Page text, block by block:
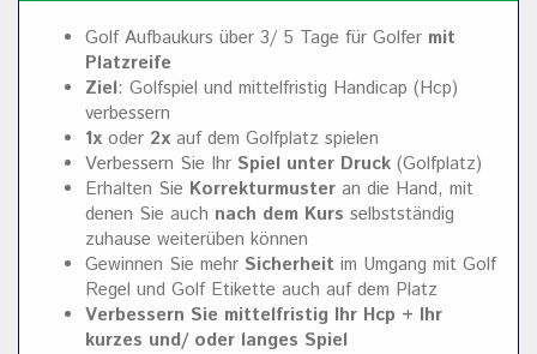
Golf Aufbaukurs über 3/ 5 Tage für Golfer mit
Platzreife
Ziel: Golfspiel und mittelfristig Handicap (Hcp)
verbessern
1x oder 2x auf dem Golfplatz spielen
Verbessern Sie Ihr Spiel unter Druck (Golfplatz)
Erhalten Sie Korrekturmuster an die Hand, mit
denen Sie auch nach dem Kurs selbstständig
zuhause weiterüben können
Gewinnen Sie mehr Sicherheit im Umgang mit Golf
Regel und Golf Etikette auch auf dem Platz
Verbessern Sie mittelfristig Ihr Hcp + Ihr
kurzes und/ oder langes Spiel